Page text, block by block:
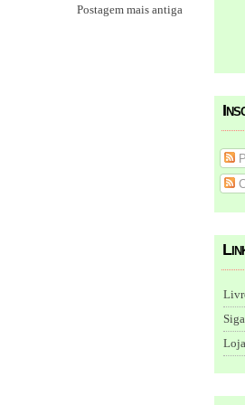
Postagem mais antiga